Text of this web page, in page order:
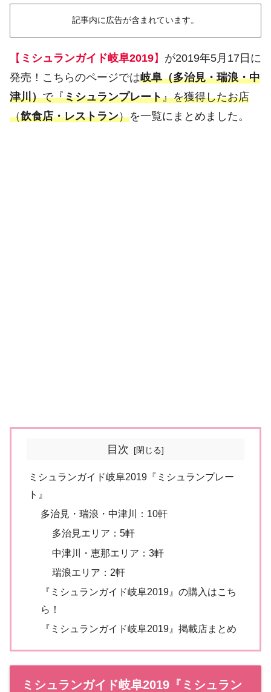
記事内に広告が含まれています。
【 ミシュランガイド岐阜2019】 が2019年5月17日に
発売！こちらのページでは岐阜（多治見・瑞浪・中
津川）で『ミシュランプレート』を獲得したお店
（飲食店・レストラン）を一覧にまとめました。
目次
ミシュランガイド岐阜2019『ミシュランプレー
ト』
多治見・瑞浪・中津川：10軒
多治見エリア：5軒
中津川・恵那エリア：3軒
瑞浪エリア：2軒
『ミシュランガイド岐阜2019』の購入はこち
ら！
『ミシュランガイド岐阜2019』掲載店まとめ
ミシュランガイド岐阜2019『ミシュラン